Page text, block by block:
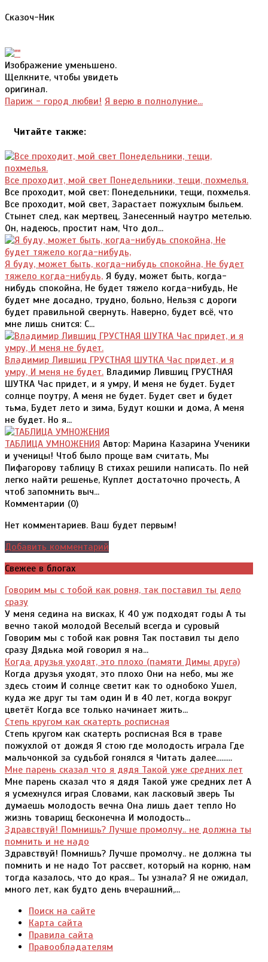
Сказоч-Ник
Изображение уменьшено.
Щелкните, чтобы увидеть
оригинал.
Париж - город любви! Я верю в полнолуние...
Читайте также:
Все проходит, мой свет Понедельники, тещи, похмелья.
Все проходит, мой свет: Понедельники, тещи, похмелья.
Все проходит, мой свет, Зарастает пожухлым быльем.
Стынет след, как мертвец, Занесенный наутро метелью.
Он, надеюсь, простит нам, Что дол...
Я буду, может быть, когда-нибудь спокойна, Не будет
тяжело когда-нибудь, Я буду, может быть, когда-
нибудь спокойна, Не будет тяжело когда-нибудь, Не
будет мне досадно, трудно, больно, Нельзя с дороги
будет правильной свернуть. Наверно, будет всё, что
мне лишь снится: С...
Владимир Лившиц ГРУСТНАЯ ШУТКА Час придет, и я
умру, И меня не будет. Владимир Лившиц ГРУСТНАЯ
ШУТКА Час придет, и я умру, И меня не будет. Будет
солнце поутру, А меня не будет. Будет свет и будет
тьма, Будет лето и зима, Будут кошки и дома, А меня
не будет. Но я...
ТАБЛИЦА УМНОЖЕНИЯ Автор: Марина Казарина Ученики
и ученицы! Чтоб было проще вам считать, Мы
Пифагорову таблицу В стихах решили написать. По ней
легко найти решенье, Куплет достаточно прочесть, А
чтоб запомнить выч...
Комментарии (0)
Нет комментариев. Ваш будет первым!
Добавить комментарий
Свежее в блогах
Говорим мы с тобой как ровня, так поставил ты дело
сразу
У меня седина на висках, К 40 уж подходят годы А ты
вечно такой молодой Веселый всегда и суровый
Говорим мы с тобой как ровня Так поставил ты дело
сразу Дядька мой говорил я на...
Когда друзья уходят, это плохо (памяти Димы друга)
Когда друзья уходят, это плохо Они на небо, мы же
здесь стоим И солнце светит как то однобоко Ушел,
куда же друг ты там один И в 40 лет, когда вокруг
цветёт Когда все только начинает жить...
Степь кругом как скатерть росписная
Степь кругом как скатерть росписная Вся в траве
пожухлой от дождя Я стою где молодость играла Где
мальчонкой за судьбой гонялся я Читать далее.........
Мне парень сказал что я дядя Такой уже средних лет
Мне парень сказал что я дядя Такой уже средних лет А
я усмехнулся играя Словами, как ласковый зверь Ты
думаешь молодость вечна Она лишь дает тепло Но
жизнь товарищ бесконечна И молодость...
Здравствуй! Помнишь? Лучше промолчу.. не должна ты
помнить и не надо
Здравствуй! Помнишь? Лучше промолчу.. не должна ты
помнить и не надо Тот рассвет, который на корню, нам
тогда казалось, что до края... Ты узнала? Я не ожидал,
много лет, как будто день вчерашний,...
Поиск на сайте
Карта сайта
Правила сайта
Правообладателям